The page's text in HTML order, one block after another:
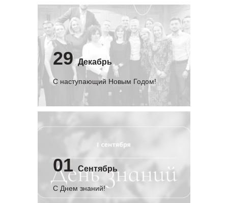
29 Декабрь
С наступающий Новым Годом!
01 Сентябрь
C Днем знаний!